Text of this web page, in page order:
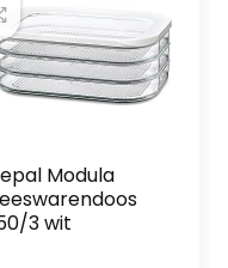
Modula
3 wit